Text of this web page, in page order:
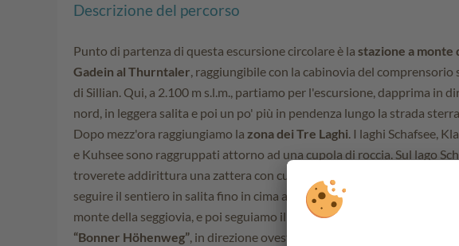
Descrizione del percorso
Punto di partenza di questa escursione circolare è la stazione a monte
Gadein al Thurntaler, raggiungibile con la cabinovia del comprensorio
di Sillian. Qui, a 2.100 m s.l.m., partiamo per l'escursione, dapprima in
nord, in leggera salita e poi un po' più in pendenza lungo la strada
Dopo mezz'ora raggiungiamo la zona dei Tre Laghi. I laghi Schafsee,
e Kuhsee sono raggruppati attorno ad una cupola di roccia. Sul lago
troverete addirittura una zattera con cui attraversare il lago.
seguire il sentiero in salita fino in cima al Thurntaler, ovvero fino alla
monte della seggiovia, e poi seguiamo il sentiero con il
“Bonner Höhenweg”, in direzione ovest. In questo modo raggiungiamo